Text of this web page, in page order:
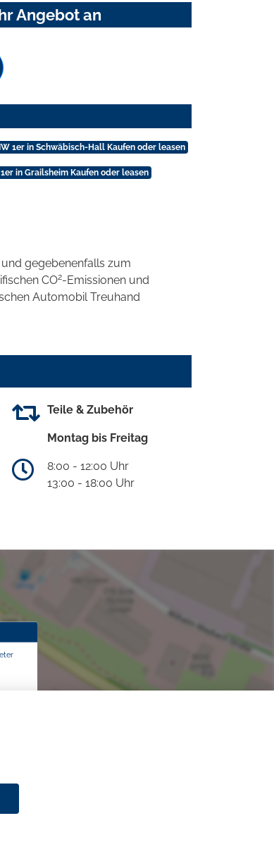
Angebot an
1er in Schwäbisch-Hall Kaufen oder leasen
in Grailsheim Kaufen oder leasen
gegebenenfalls zum
CO2-Emissionen und
Automobil Treuhand
Teile & Zubehör
Montag bis Freitag
8:00 - 12:00 Uhr
13:00 - 18:00 Uhr